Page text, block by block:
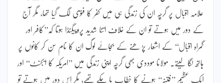
علامہ اقبال پر گرچہ ان کی زندگی ہی میں کفر کا فتوی لگ گیا تھا، مگر آج
کے دور میں ہوتے تو ان کے خلاف اتنا شدید پروپیگنڈا ہوتا کہ’’کافر اور
گمراہ اقبال‘‘ کے اشعار پڑ ھنے کے بجائے لوگ ان کا نام سن کر کانوں پر
ہاتھ لگا لیتے۔ مولانا موددی بھی گرچہ اپنی زندگی میں ’’امریکہ کا ایجنٹ‘‘ اور
ایک عظیم ’’فتنہ‘‘ ہونے کا خطاب پا چکے تھے، مگر اِس دور میں ہوتے تو